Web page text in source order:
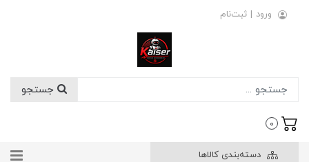
ورود | ثبت‌نام
0
دسته‌بندی کالاها